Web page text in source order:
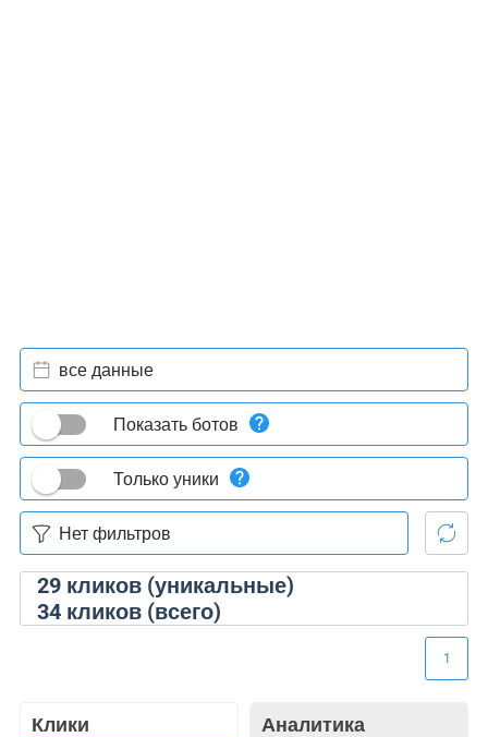
29кликов (уникальные)
34кликов (всего)
все данные
Показать ботов
Только уники
Клики Аналитика
1